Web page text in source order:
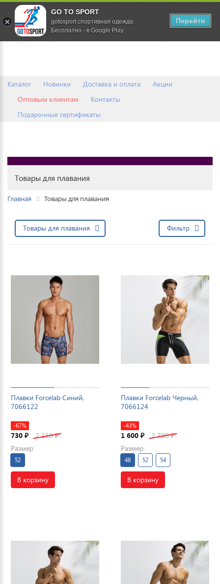
Каталог Новинки Доставка и оплата
Акции
Оптовым клиентам
Контакты
Подарочные сертификаты
0
Товары для плавания
Главная Товары для плавания
Товары для плавания Фильтр
Плавки Forcelab Синий,
7066122
-67%
730 ₽ 2 150₽
Размер
52
В корзину
Плавки Forcelab Черный,
7066124
-43%
1 600 ₽ 2 790₽
Размер
48 52 54
В корзину
GO TO SPORT
gotosport спортивная одежда
Бесплатно - в Google Play
Перейти